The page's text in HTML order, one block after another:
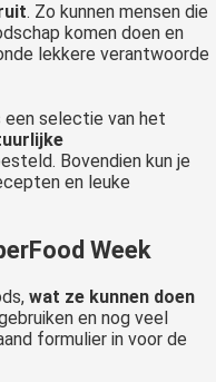
. Zo kunnen mensen die
komen doen en
lekkere verantwoorde
een selectie van het
Bovendien kun je
en leuke
Week
wat ze kunnen doen
en nog veel
formulier in voor de